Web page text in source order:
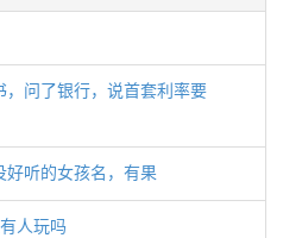
，问了银行，说首套利率要
好听的女孩名，有果
人玩吗